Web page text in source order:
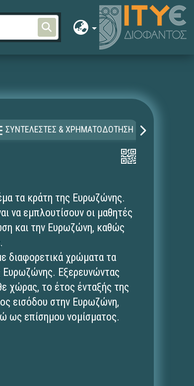
ΣΥΝΤΕΛΕΣΤΕΣ & ΧΡΗΜΑΤΟΔΟΤΗΣΗ
τα κράτη της Ευρωζώνης.
να εμπλουτίσουν οι μαθητές
και την Ευρωζώνη, καθώς
διαφορετικά χρώματα τα
Ευρωζώνης. Εξερευνώντας
χώρας, το έτος ένταξής της
εισόδου στην Ευρωζώνη,
ως επίσημου νομίσματος.